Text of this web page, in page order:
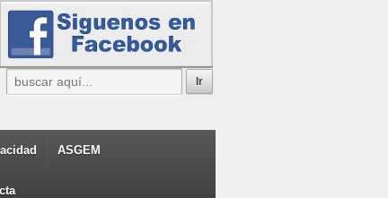
ASGEM